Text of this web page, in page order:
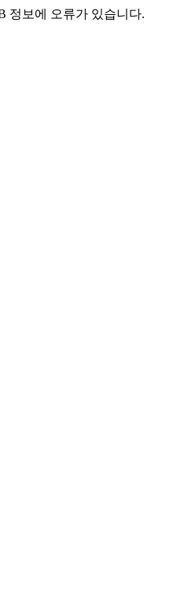
정보에 오류가 있습니다.